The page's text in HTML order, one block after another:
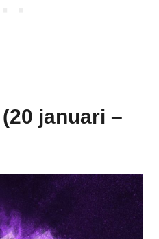
januari –